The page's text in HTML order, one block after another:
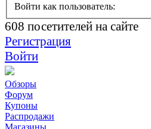
Войти как пользователь:
608 посетителей на сайте
Регистрация
Войти
Обзоры
Форум
Купоны
Распродажи